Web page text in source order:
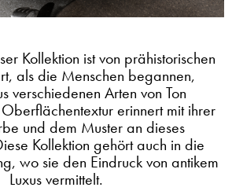
Kollektion ist von prähistorischen
als die Menschen begannen,
verschiedenen Arten von Ton
erinnert mit ihrer
und dem Muster an dieses
Kollektion gehört auch in die
wo sie den Eindruck von antikem
Luxus vermittelt.